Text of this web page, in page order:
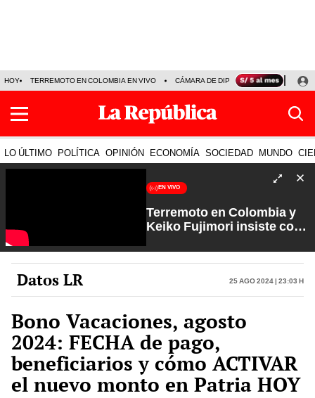
HOY TERREMOTO EN COLOMBIA EN VIVO CÁMARA DE DIPUTADOS PRECIO
LO ÚLTIMO POLÍTICA OPINIÓN ECONOMÍA SOCIEDAD MUNDO
EN VIVO
Terremoto en Colombia y
Keiko Fujimori insiste con
Olvide con Carlos Cornejo
Datos LR 25 Ago 2024 | 23:03 h
Bono Vacaciones, agosto
2024: FECHA de pago,
beneficiarios y cómo ACTIVAR
el nuevo monto en Patria HOY